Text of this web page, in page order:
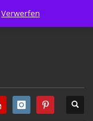
Verwerfen